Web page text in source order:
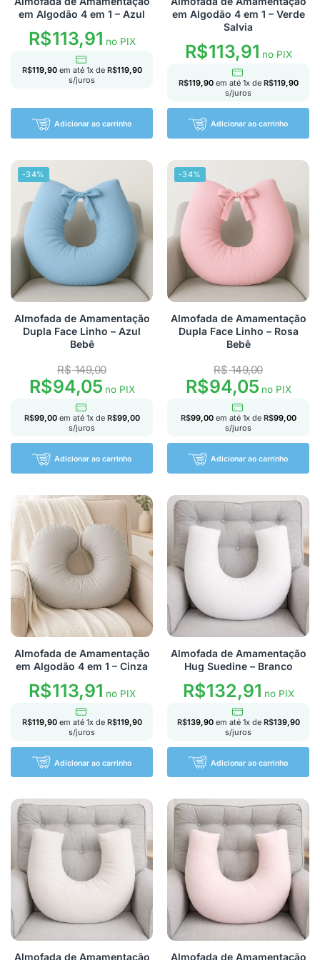
em Algodão 4 em 1 – Azul
R$113,91 no PIX
R$119,90 em até 1x de R$119,90
s/juros
Adicionar ao carrinho
em Algodão 4 em 1 – Verde
Salvia
R$113,91 no PIX
R$119,90 em até 1x de R$119,90
s/juros
Adicionar ao carrinho
-34%
Almofada de Amamentação
Dupla Face Linho – Azul
Bebê
R$149,00
R$94,05no PIX
R$99,00 em até 1x de R$99,00
s/juros
Adicionar ao carrinho
-34%
Almofada de Amamentação
Dupla Face Linho – Rosa
Bebê
R$149,00
R$94,05no PIX
R$99,00 em até 1x de R$99,00
s/juros
Adicionar ao carrinho
Almofada de Amamentação
em Algodão 4 em 1 – Cinza
R$113,91 no PIX
R$119,90 em até 1x de R$119,90
s/juros
Adicionar ao carrinho
Almofada de Amamentação
Hug Suedine – Branco
R$132,91 no PIX
R$139,90 em até 1x de R$139,90
s/juros
Adicionar ao carrinho
Almofada de Amamentação Almofada de Amamentação